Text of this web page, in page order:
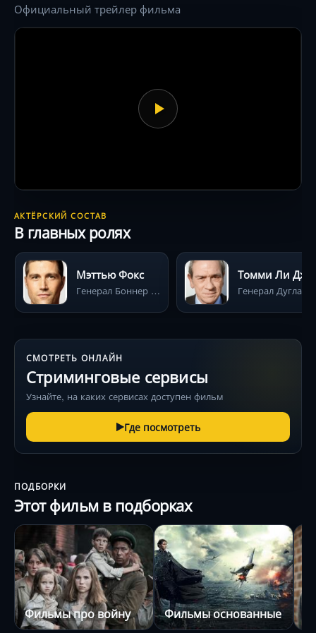
Официальный трейлер фильма
АКТЁРСКИЙ СОСТАВ
В главных ролях
Мэттью Фокс
Генерал Боннер Феллерс (американский эксперт-японист, ведущий расследование)
СМОТРЕТЬ ОНЛАЙН
Стриминговые сервисы
Узнайте, на каких сервисах доступен фильм
Где посмотреть
ПОДБОРКИ
Этот фильм в подборках
Фильмы про войну Фильмы основанные на